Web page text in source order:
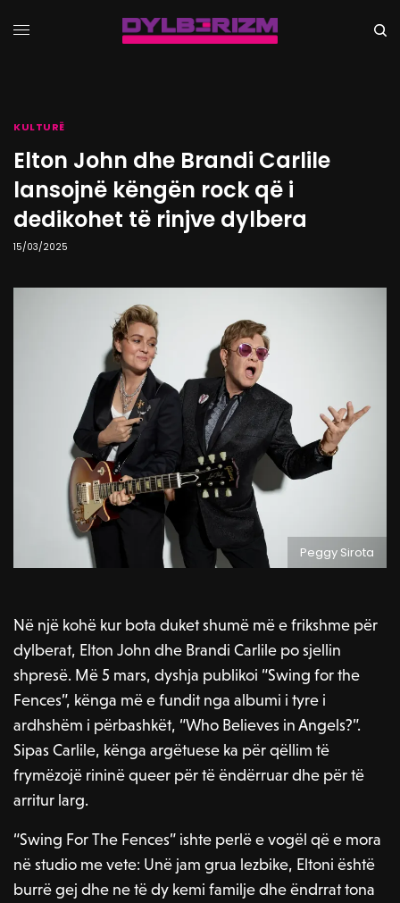
KULTURË
Elton John dhe Brandi Carlile
lansojnë këngën rock që i
dedikohet të rinjve dylbera
15/03/2025
Peggy Sirota
Në një kohë kur bota duket shumë më e frikshme për
dylberat, Elton John dhe Brandi Carlile po sjellin
shpresë. Më 5 mars, dyshja publikoi “Swing for the
Fences”, kënga më e fundit nga albumi i tyre i
ardhshëm i përbashkët, “Who Believes in Angels?”.
Sipas Carlile, kënga argëtuese ka për qëllim të
frymëzojë rininë queer për të ëndërruar dhe për të
arritur larg.
“Swing For The Fences” ishte perlë e vogël që e mora
në studio me vete: Unë jam grua lezbike, Eltoni është
burrë gej dhe ne të dy kemi familje dhe ëndrrat tona